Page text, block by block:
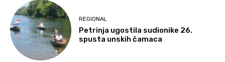
REGIONAL
Petrinja ugostila sudionike 26.
spusta unskih čamaca